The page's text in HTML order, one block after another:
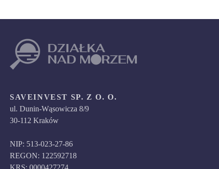
SAVEINVEST SP. Z O. O.
ul. Dunin-Wąsowicza 8/9
30-112 Kraków
NIP: 513-023-27-86
REGON: 122592718